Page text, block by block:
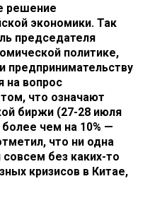
решение
экономики. Так
председателя
политике,
предпринимательству
на вопрос
что означают
биржи (27-28 июля
чем на 10% —
что ни одна
без каких-то
кризисов в Китае,